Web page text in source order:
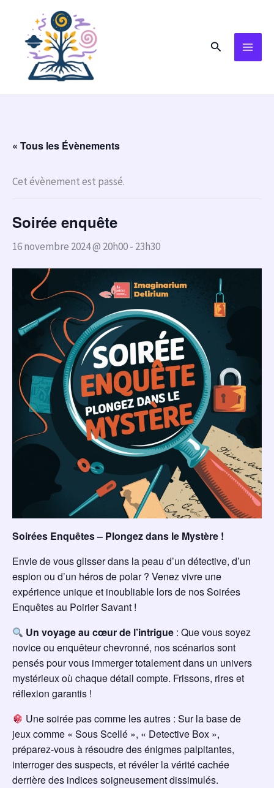
contenu
Rechercher
« Tous les Évènements
Cet évènement est passé.
Soirée enquête
16 novembre 2024 @ 20h00- 23h30
Soirées Enquêtes – Plongez dans le Mystère !
Envie de vous glisser dans la peau d’un détective, d’un
espion ou d’un héros de polar ? Venez vivre une
expérience unique et inoubliable lors de nos Soirées
Enquêtes au Poirier Savant !
Un voyage au cœur de l’intrigue : Que vous soyez
novice ou enquêteur chevronné, nos scénarios sont
pensés pour vous immerger totalement dans un univers
mystérieux où chaque détail compte. Frissons, rires et
réflexion garantis !
Une soirée pas comme les autres : Sur la base de
jeux comme « Sous Scellé », « Detective Box »,
préparez-vous à résoudre des énigmes palpitantes,
interroger des suspects, et révéler la vérité cachée
derrière des indices soigneusement dissimulés.